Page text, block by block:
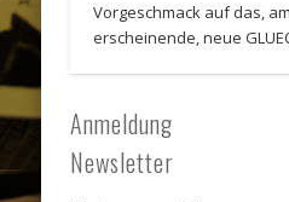
Vorgeschmack auf das,
erscheinende, neue
Anmeldung
Newsletter